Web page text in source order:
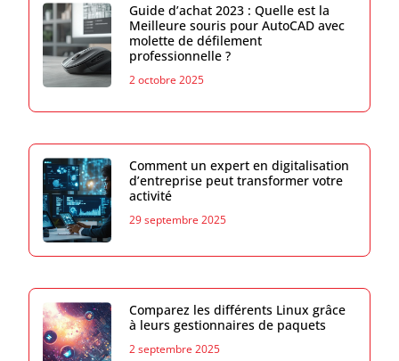
Guide d’achat 2023 : Quelle est la
Meilleure souris pour AutoCAD avec
molette de défilement
professionnelle ?
2 octobre 2025
Comment un expert en digitalisation
d’entreprise peut transformer votre
activité
29 septembre 2025
Comparez les différents Linux grâce
à leurs gestionnaires de paquets
2 septembre 2025